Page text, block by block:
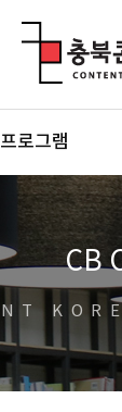
프로그램
CB